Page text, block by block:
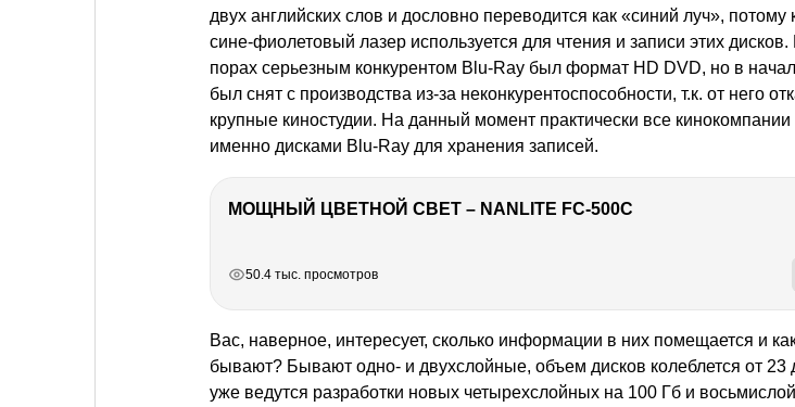
двух английских слов и дословно переводится как «синий луч», потому
сине-фиолетовый лазер используется для чтения и записи этих
порах серьезным конкурентом Blu-Ray был формат HD DVD, но в
был снят с производства из-за неконкурентоспособности, т.к. от него
крупные киностудии. На данный момент практически все кинокомпании
именно дисками Blu-Ray для хранения записей.
МОЩНЫЙ ЦВЕТНОЙ СВЕТ – NANLITE FC-500C
50.4 тыс. просмотров
Вас, наверное, интересует, сколько информации в них помещается и
бывают? Бывают одно- и двухслойные, объем дисков колеблется от 23
уже ведутся разработки новых четырехслойных на 100 Гб и